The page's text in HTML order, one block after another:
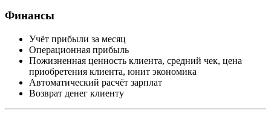
Финансы
Учёт прибыли за месяц
Операционная прибыль
Пожизненная ценность клиента, средний чек, цена
приобретения клиента, юнит экономика
Автоматический расчёт зарплат
Возврат денег клиенту